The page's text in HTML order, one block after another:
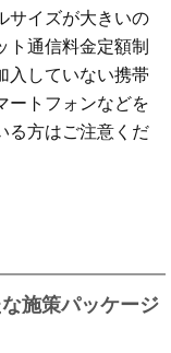
サイズが大きいの
ト通信料金定額制
入していない携帯
ートフォンなどを
る方はご注意くだ
施策パッケージ